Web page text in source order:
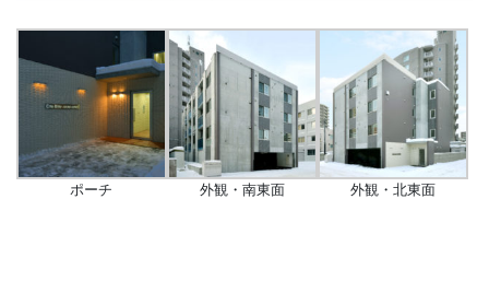
ポーチ 外観・南東面 外観・北東面